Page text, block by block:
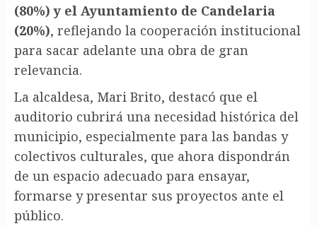
(80%) y el Ayuntamiento de Candelaria
(20%), reflejando la cooperación institucional
para sacar adelante una obra de gran
relevancia.
La alcaldesa, Mari Brito, destacó que el
auditorio cubrirá una necesidad histórica del
municipio, especialmente para las bandas y
colectivos culturales, que ahora dispondrán
de un espacio adecuado para ensayar,
formarse y presentar sus proyectos ante el
público.